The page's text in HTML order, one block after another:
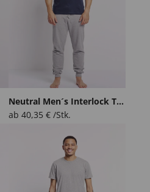
Neutral Men´s Interlock T-Shirt
ab 40,35 € /Stk.